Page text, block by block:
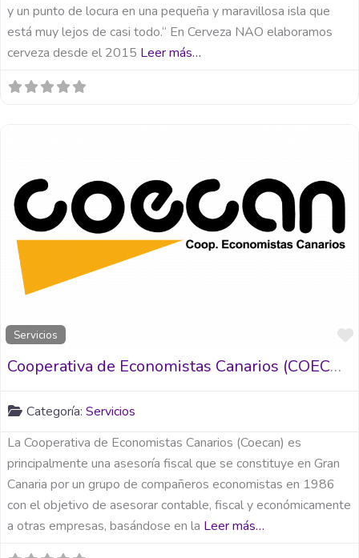
y un punto de locura en una pequeña y maravillosa isla que
está muy lejos de casi todo.“ En Cerveza NAO elaboramos
cerveza desde el 2015 Leer más…
Servicios
Cooperativa de Economistas Canarios (COECAN)
Categoría: Servicios
La Cooperativa de Economistas Canarios (Coecan) es
principalmente una asesoría fiscal que se constituye en Gran
Canaria por un grupo de compañeros economistas en 1986
con el objetivo de asesorar contable, fiscal y económicamente
a otras empresas, basándose en la Leer más…